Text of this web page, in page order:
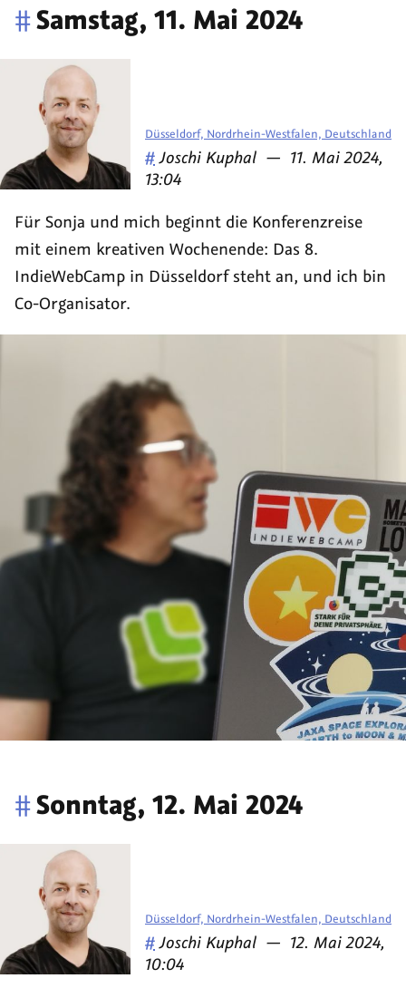
#Samstag, 11. Mai 2024
Für Sonja und mich beginnt die Konferenzreise
mit einem kreativen Wochenende: Das 8.
IndieWebCamp in Düsseldorf steht an, und ich bin
Co-Organisator.
Düsseldorf, Nordrhein-Westfalen, Deutschland
# Veröffentlicht
von
Joschi Kuphal — am
11. Mai 2024,
13:04
#Sonntag, 12. Mai 2024
Düsseldorf, Nordrhein-Westfalen, Deutschland
# Veröffentlicht
von
Joschi Kuphal — am
12. Mai 2024,
10:04